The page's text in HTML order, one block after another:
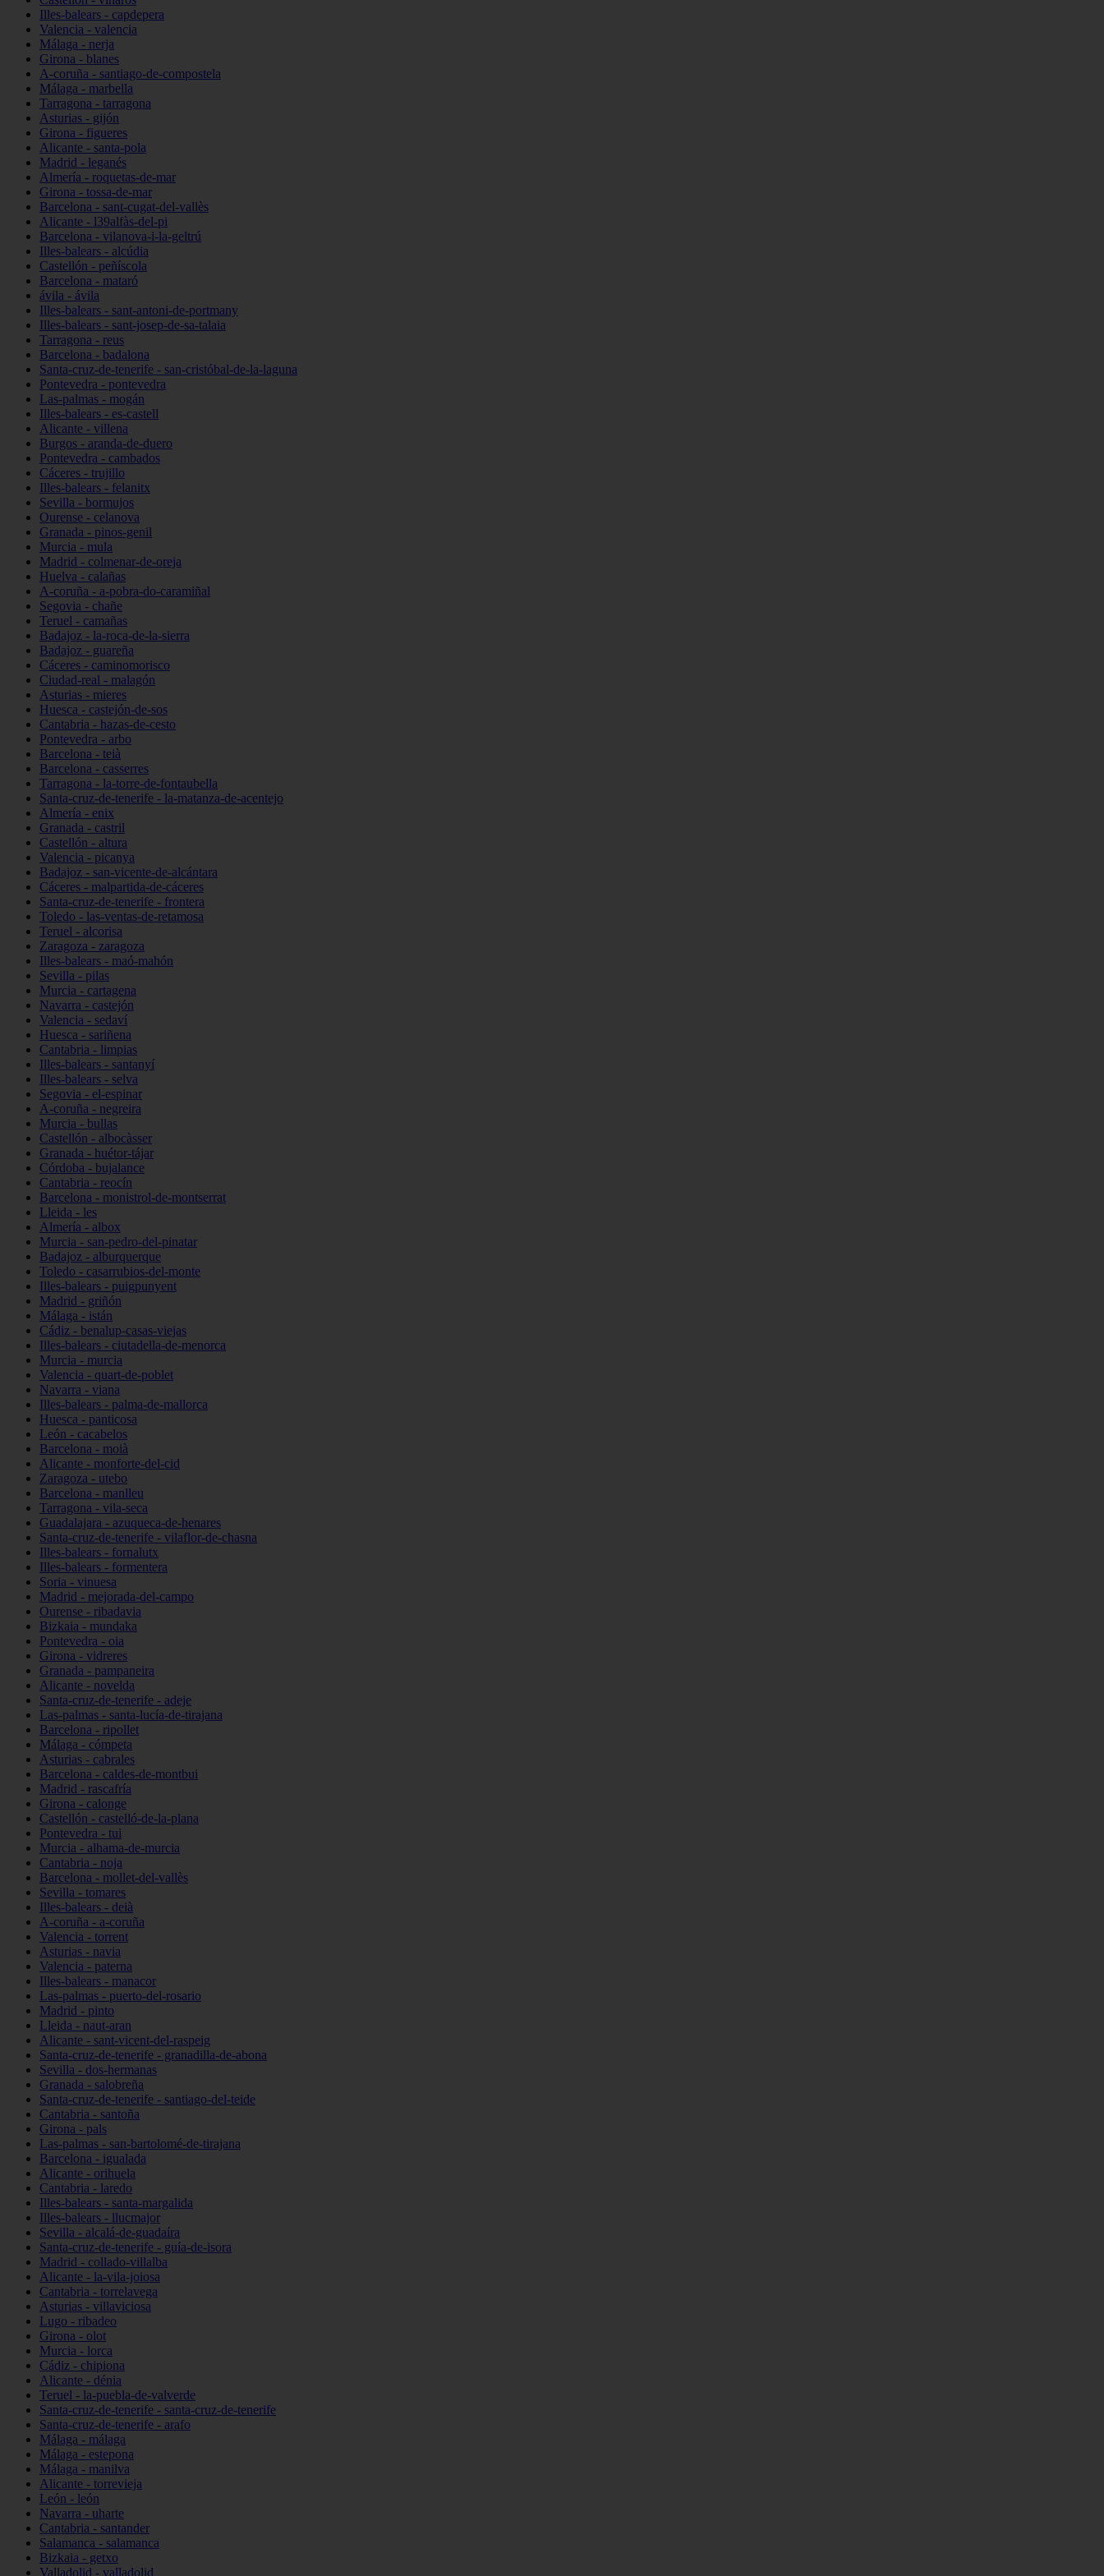
Illes-balears - capdepera
Valencia - valencia
Málaga - nerja
Girona - blanes
A-coruña - santiago-de-compostela
Málaga - marbella
Tarragona - tarragona
Asturias - gijón
Girona - figueres
Alicante - santa-pola
Madrid - leganés
Almería - roquetas-de-mar
Girona - tossa-de-mar
Barcelona - sant-cugat-del-vallès
Alicante - l39alfàs-del-pi
Barcelona - vilanova-i-la-geltrú
Illes-balears - alcúdia
Castellón - peñíscola
Barcelona - mataró
ávila - ávila
Illes-balears - sant-antoni-de-portmany
Illes-balears - sant-josep-de-sa-talaia
Tarragona - reus
Barcelona - badalona
Santa-cruz-de-tenerife - san-cristóbal-de-la-laguna
Pontevedra - pontevedra
Las-palmas - mogán
Illes-balears - es-castell
Alicante - villena
Burgos - aranda-de-duero
Pontevedra - cambados
Cáceres - trujillo
Illes-balears - felanitx
Sevilla - bormujos
Ourense - celanova
Granada - pinos-genil
Murcia - mula
Madrid - colmenar-de-oreja
Huelva - calañas
A-coruña - a-pobra-do-caramiñal
Segovia - chañe
Teruel - camañas
Badajoz - la-roca-de-la-sierra
Badajoz - guareña
Cáceres - caminomorisco
Ciudad-real - malagón
Asturias - mieres
Huesca - castejón-de-sos
Cantabria - hazas-de-cesto
Pontevedra - arbo
Barcelona - teià
Barcelona - casserres
Tarragona - la-torre-de-fontaubella
Santa-cruz-de-tenerife - la-matanza-de-acentejo
Almería - enix
Granada - castril
Castellón - altura
Valencia - picanya
Badajoz - san-vicente-de-alcántara
Cáceres - malpartida-de-cáceres
Santa-cruz-de-tenerife - frontera
Toledo - las-ventas-de-retamosa
Teruel - alcorisa
Zaragoza - zaragoza
Illes-balears - maó-mahón
Sevilla - pilas
Murcia - cartagena
Navarra - castejón
Valencia - sedaví
Huesca - sariñena
Cantabria - limpias
Illes-balears - santanyí
Illes-balears - selva
Segovia - el-espinar
A-coruña - negreira
Murcia - bullas
Castellón - albocàsser
Granada - huétor-tájar
Córdoba - bujalance
Cantabria - reocín
Barcelona - monistrol-de-montserrat
Lleida - les
Almería - albox
Murcia - san-pedro-del-pinatar
Badajoz - alburquerque
Toledo - casarrubios-del-monte
Illes-balears - puigpunyent
Madrid - griñón
Málaga - istán
Cádiz - benalup-casas-viejas
Illes-balears - ciutadella-de-menorca
Murcia - murcia
Valencia - quart-de-poblet
Navarra - viana
Illes-balears - palma-de-mallorca
Huesca - panticosa
León - cacabelos
Barcelona - moià
Alicante - monforte-del-cid
Zaragoza - utebo
Barcelona - manlleu
Tarragona - vila-seca
Guadalajara - azuqueca-de-henares
Santa-cruz-de-tenerife - vilaflor-de-chasna
Illes-balears - fornalutx
Illes-balears - formentera
Soria - vinuesa
Madrid - mejorada-del-campo
Ourense - ribadavia
Bizkaia - mundaka
Pontevedra - oia
Girona - vidreres
Granada - pampaneira
Alicante - novelda
Santa-cruz-de-tenerife - adeje
Las-palmas - santa-lucía-de-tirajana
Barcelona - ripollet
Málaga - cómpeta
Asturias - cabrales
Barcelona - caldes-de-montbui
Madrid - rascafría
Girona - calonge
Castellón - castelló-de-la-plana
Pontevedra - tui
Murcia - alhama-de-murcia
Cantabria - noja
Barcelona - mollet-del-vallès
Sevilla - tomares
Illes-balears - deià
A-coruña - a-coruña
Valencia - torrent
Asturias - navia
Valencia - paterna
Illes-balears - manacor
Las-palmas - puerto-del-rosario
Madrid - pinto
Lleida - naut-aran
Alicante - sant-vicent-del-raspeig
Santa-cruz-de-tenerife - granadilla-de-abona
Sevilla - dos-hermanas
Granada - salobreña
Santa-cruz-de-tenerife - santiago-del-teide
Cantabria - santoña
Girona - pals
Las-palmas - san-bartolomé-de-tirajana
Barcelona - igualada
Alicante - orihuela
Cantabria - laredo
Illes-balears - santa-margalida
Illes-balears - llucmajor
Sevilla - alcalá-de-guadaíra
Santa-cruz-de-tenerife - guía-de-isora
Madrid - collado-villalba
Alicante - la-vila-joiosa
Cantabria - torrelavega
Asturias - villaviciosa
Lugo - ribadeo
Girona - olot
Murcia - lorca
Cádiz - chipiona
Alicante - dénia
Teruel - la-puebla-de-valverde
Santa-cruz-de-tenerife - santa-cruz-de-tenerife
Santa-cruz-de-tenerife - arafo
Málaga - málaga
Málaga - estepona
Málaga - manilva
Alicante - torrevieja
León - león
Navarra - uharte
Cantabria - santander
Salamanca - salamanca
Bizkaia - getxo
Valladolid - valladolid